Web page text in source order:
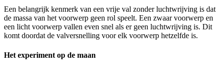
Een belangrijk kenmerk van een vrije val zonder luchtwrijving is dat
de massa van het voorwerp geen rol speelt. Een zwaar voorwerp en
een licht voorwerp vallen even snel als er geen luchtwrijving is. Dit
komt doordat de valversnelling voor elk voorwerp hetzelfde is.
Het experiment op de maan